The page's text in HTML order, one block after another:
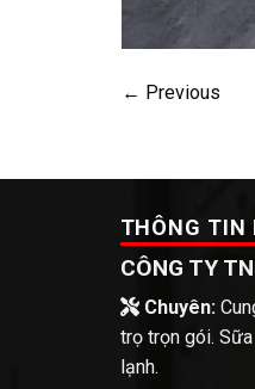
← Previous
THÔNG TIN
CÔNG TY
Chuyên:
trọ trọn gói.
lạnh.